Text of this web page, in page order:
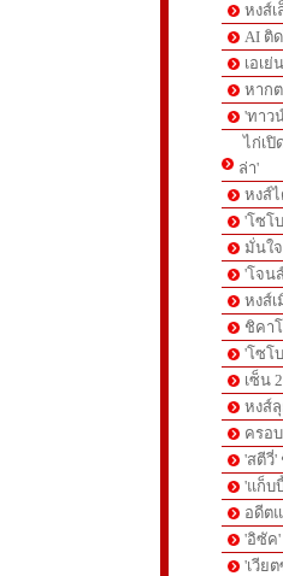
หงส์
AI ติ
เอเ
หาก
'ทาว
ไก่เปิ
ล่า'
หงส์
'โซโ
มั่นใ
'โจน
หงส์
ชิคา
'โซโ
เซ็น
หงส์
ครอ
'สตีวี่'
'แก็บ
อดีต
'อิซัค
'เวีย